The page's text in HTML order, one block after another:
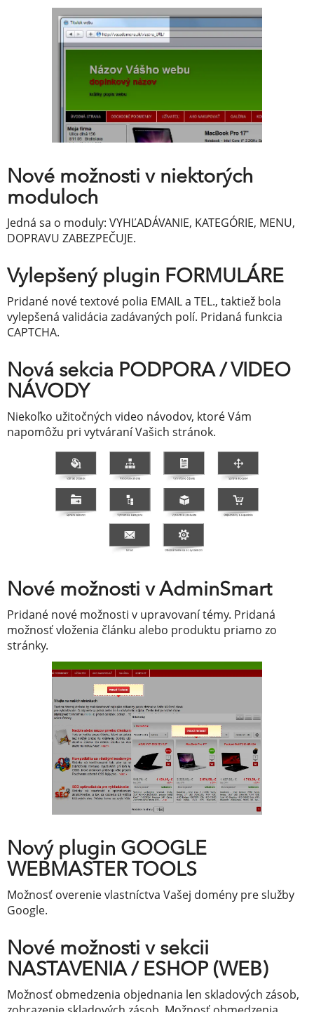
Nové možnosti v niektorých
moduloch
Jedná sa o moduly: VYHĽADÁVANIE, KATEGÓRIE, MENU,
DOPRAVU ZABEZPEČUJE.
Vylepšený plugin FORMULÁRE
Pridané nové textové polia EMAIL a TEL., taktiež bola
vylepšená validácia zadávaných polí. Pridaná funkcia
CAPTCHA.
Nová sekcia PODPORA / VIDEO
NÁVODY
Niekoľko užitočných video návodov, ktoré Vám
napomôžu pri vytváraní Vašich stránok.
Nové možnosti v AdminSmart
Pridané nové možnosti v upravovaní témy. Pridaná
možnosť vloženia článku alebo produktu priamo zo
stránky.
Nový plugin GOOGLE
WEBMASTER TOOLS
Možnosť overenie vlastníctva Vašej domény pre služby
Google.
Nové možnosti v sekcii
NASTAVENIA / ESHOP (WEB)
Možnosť obmedzenia objednania len skladových zásob,